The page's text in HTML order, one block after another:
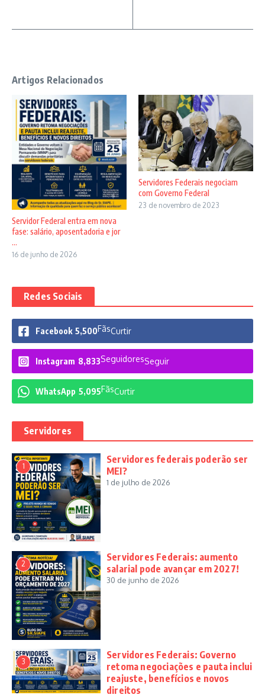
Artigos Relacionados
Servidor Federal entra em nova
fase: salário, aposentadoria e jor
...
16 de junho de 2026
Servidores Federais negociam
com Governo Federal
23 de novembro de 2023
Redes Sociais
Facebook 5,500FãsCurtir
Instagram 8,833SeguidoresSeguir
WhatsApp 5,095FãsCurtir
Servidores
1
Servidores federais poderão ser
MEI?
1 de julho de 2026
2
Servidores Federais: aumento
salarial pode avançar em 2027!
30 de junho de 2026
3
Servidores Federais: Governo
retoma negociações e pauta inclui
reajuste, benefícios e novos
direitos